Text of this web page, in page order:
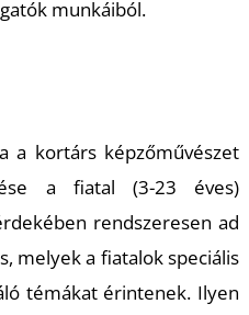
munkáiból.
a kortárs képzőművészet
a fiatal (3-23 éves)
rendszeresen ad
melyek a fiatalok speciális
témákat érintenek. Ilyen